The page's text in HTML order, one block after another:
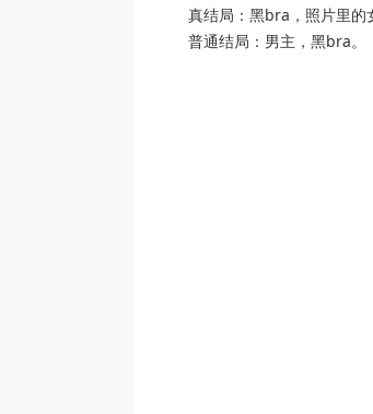
真结局：黑bra，照片里的
普通结局：男主，黑bra。